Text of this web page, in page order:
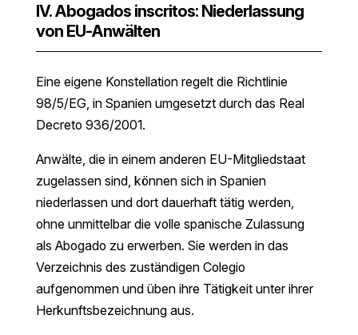
IV. Abogados inscritos: Niederlassung
von EU-Anwälten
Eine eigene Konstellation regelt die Richtlinie
98/5/EG, in Spanien umgesetzt durch das Real
Decreto 936/2001.
Anwälte, die in einem anderen EU-Mitgliedstaat
zugelassen sind, können sich in Spanien
niederlassen und dort dauerhaft tätig werden,
ohne unmittelbar die volle spanische Zulassung
als Abogado zu erwerben. Sie werden in das
Verzeichnis des zuständigen Colegio
aufgenommen und üben ihre Tätigkeit unter ihrer
Herkunftsbezeichnung aus.